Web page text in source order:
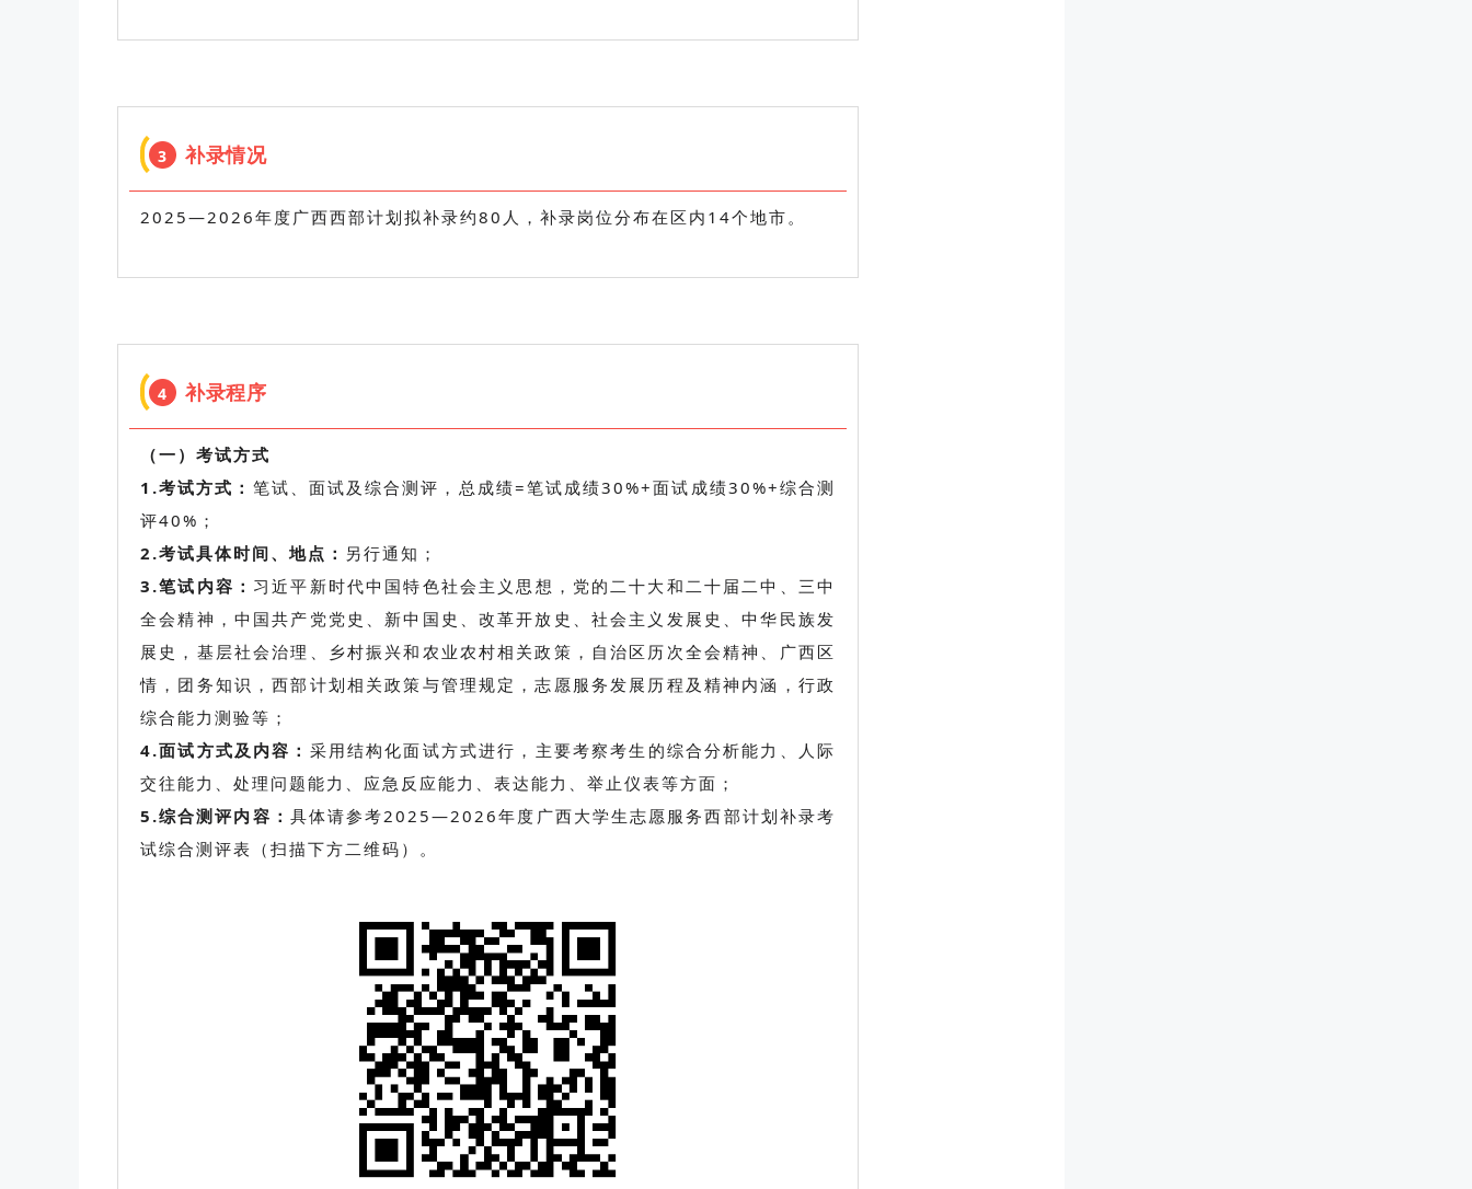
3 补录情况
2025—2026年度广西西部计划拟补录约80人，补录岗位分布在区内14个地市。
4 补录程序
（一）考试方式
1.考试方式： 笔试、面试及综合测评，总成绩=笔试成绩30%+面试成绩30%+综合测
评40%；
2.考试具体时间、地点： 另行通知；
3.笔试内容： 习近平新时代中国特色社会主义思想，党的二十大和二十届二中、三中
全会精神，中国共产党党史、新中国史、改革开放史、社会主义发展史、中华民族发
展史，基层社会治理、乡村振兴和农业农村相关政策，自治区历次全会精神、广西区
情，团务知识，西部计划相关政策与管理规定，志愿服务发展历程及精神内涵，行政
综合能力测验等；
4.面试方式及内容： 采用结构化面试方式进行，主要考察考生的综合分析能力、人际
交往能力、处理问题能力、应急反应能力、表达能力、举止仪表等方面；
5.综合测评内容： 具体请参考2025—2026年度广西大学生志愿服务西部计划补录考
试综合测评表（扫描下方二维码）。